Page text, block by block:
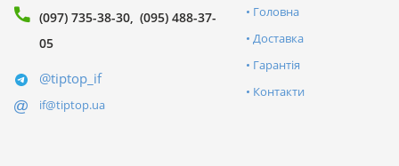
(097) 735-38-30 (095) 488-37-
05
@tiptop_if
if@tiptop.ua
Головна
Доставка
Гарантія
Контакти